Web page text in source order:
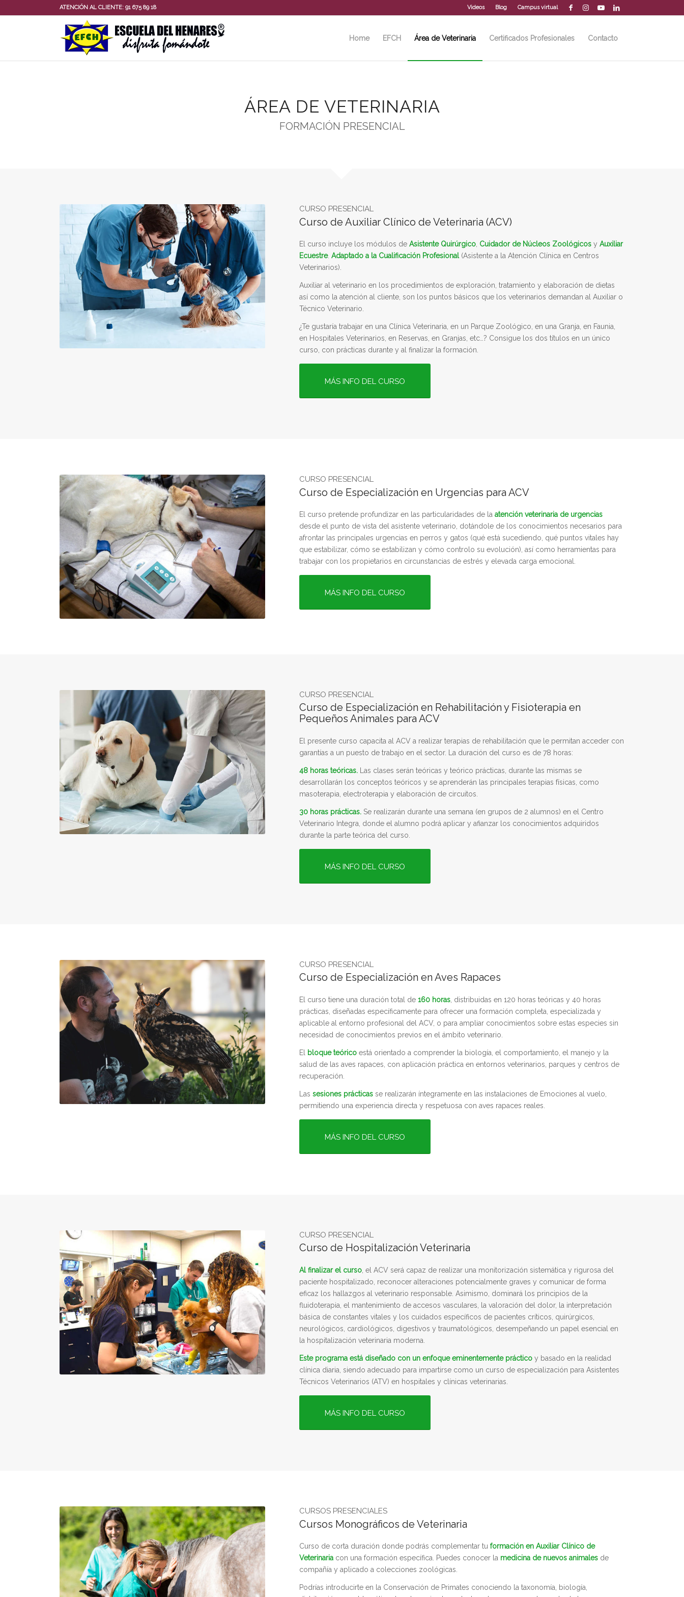
Videos Blog Campus virtual
ATENCIÓN AL CLIENTE:91 675 89 18
Home EFCH Área de Veterinaria Certificados Profesionales Contacto
ÁREA DE VETERINARIA
FORMACIÓN PRESENCIAL
CURSO PRESENCIAL
Curso de Auxiliar Clínico de Veterinaria (ACV)
El curso incluye los módulos de Asistente Quirúrgico, Cuidador de Núcleos Zoológicosy Auxiliar
Ecuestre. Adaptado a la Cualificación Profesional(Asistente a la Atención Clínica en Centros
Veterinarios).
Auxiliar al veterinario en los procedimientos de exploración, tratamiento y elaboración de dietas
así como la atención al cliente, son los puntos básicos que los veterinarios demandan al Auxiliar o
Técnico Veterinario.
¿Te gustaría trabajar en una Clínica Veterinaria, en un Parque Zoológico, en una Granja, en Faunia,
en Hospitales Veterinarios, en Reservas, en Granjas, etc…? Consigue los dos títulos en un único
curso, con prácticas durante y al finalizar la formación.
MÁS INFO DEL CURSO
CURSO PRESENCIAL
Curso de Especialización en Urgencias para ACV
El curso pretende profundizar en las particularidades de la atención veterinaria de urgencias
desde el punto de vista del asistente veterinario, dotándole de los conocimientos necesarios para
afrontar las principales urgencias en perros y gatos (qué está sucediendo, qué puntos vitales hay
que estabilizar, cómo se estabilizan y cómo controlo su evolución), así como herramientas para
trabajar con los propietarios en circunstancias de estrés y elevada carga emocional.
MÁS INFO DEL CURSO
CURSO PRESENCIAL
Curso de Especialización en Rehabilitación y Fisioterapia en
Pequeños Animales para ACV
El presente curso capacita al ACV a realizar terapias de rehabilitación que le permitan acceder con
garantías a un puesto de trabajo en el sector. La duración del curso es de 78 horas:
48 horas teóricas.Las clases serán teóricas y teórico prácticas, durante las mismas se
desarrollarán los conceptos teóricos y se aprenderán las principales terapias físicas, como
masoterapia, electroterapia y elaboración de circuitos.
30 horas prácticas.Se realizarán durante una semana (en grupos de 2 alumnos) en el Centro
Veterinario Integra, donde el alumno podrá aplicar y afianzar los conocimientos adquiridos
durante la parte teórica del curso.
MÁS INFO DEL CURSO
CURSO PRESENCIAL
Curso de Especialización en Aves Rapaces
El curso tiene una duración total de 160 horas, distribuidas en 120 horas teóricas y 40 horas
prácticas, diseñadas específicamente para ofrecer una formación completa, especializada y
aplicable al entorno profesional del ACV, o para ampliar conocimientos sobre estas especies sin
necesidad de conocimientos previos en el ámbito veterinario.
El bloque teóricoestá orientado a comprender la biología, el comportamiento, el manejo y la
salud de las aves rapaces, con aplicación práctica en entornos veterinarios, parques y centros de
recuperación.
Las sesiones prácticasse realizarán íntegramente en las instalaciones de Emociones al vuelo,
permitiendo una experiencia directa y respetuosa con aves rapaces reales.
MÁS INFO DEL CURSO
CURSO PRESENCIAL
Curso de Hospitalización Veterinaria
Al finalizar el curso, el ACV será capaz de realizar una monitorización sistemática y rigurosa del
paciente hospitalizado, reconocer alteraciones potencialmente graves y comunicar de forma
eficaz los hallazgos al veterinario responsable. Asimismo, dominará los principios de la
fluidoterapia, el mantenimiento de accesos vasculares, la valoración del dolor, la interpretación
básica de constantes vitales y los cuidados específicos de pacientes críticos, quirúrgicos,
neurológicos, cardiológicos, digestivos y traumatológicos, desempeñando un papel esencial en
la hospitalización veterinaria moderna.
Este programa está diseñado con un enfoque eminentemente prácticoy basado en la realidad
clínica diaria, siendo adecuado para impartirse como un curso de especialización para Asistentes
Técnicos Veterinarios (ATV) en hospitales y clínicas veterinarias.
MÁS INFO DEL CURSO
CURSOS PRESENCIALES
Cursos Monográficos de Veterinaria
Curso de corta duración donde podrás complementar tu formación en Auxiliar Clínico de
Veterinariacon una formación específica. Puedes conocer la medicina de nuevos animalesde
compañía y aplicado a colecciones zoológicas.
Podrías introducirte en la Conservación de Primates conociendo la taxonomía, biología,